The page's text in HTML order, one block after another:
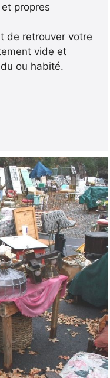
propres
de retrouver votre
vide et
ou habité.